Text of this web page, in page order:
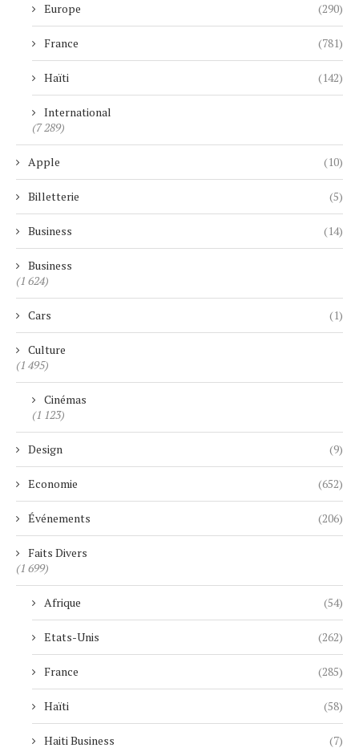
Europe (290)
France (781)
Haïti (142)
International
(7 289)
Apple (10)
Billetterie (5)
Business (14)
Business
(1 624)
Cars (1)
Culture
(1 495)
Cinémas
(1 123)
Design (9)
Economie (652)
Événements (206)
Faits Divers
(1 699)
Afrique (54)
Etats-Unis (262)
France (285)
Haïti (58)
Haiti Business (7)